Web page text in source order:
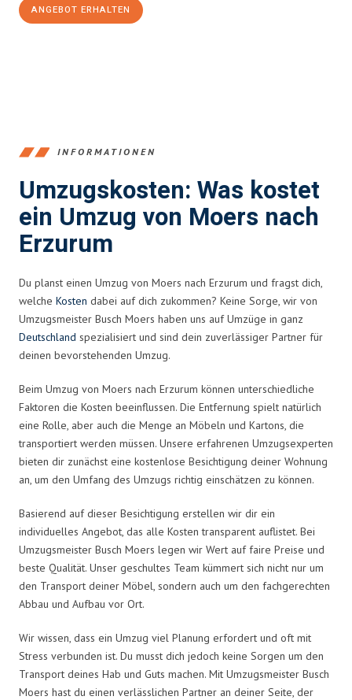
ANGEBOT ERHALTEN
INFORMATIONEN
Umzugskosten: Was kostet
ein Umzug von Moers nach
Erzurum
Du planst einen Umzug von Moers nach Erzurum und fragst dich,
welche Kosten dabei auf dich zukommen? Keine Sorge, wir von
Umzugsmeister Busch Moers haben uns auf Umzüge in ganz
Deutschland spezialisiert und sind dein zuverlässiger Partner für
deinen bevorstehenden Umzug.
Beim Umzug von Moers nach Erzurum können unterschiedliche
Faktoren die Kosten beeinflussen. Die Entfernung spielt natürlich
eine Rolle, aber auch die Menge an Möbeln und Kartons, die
transportiert werden müssen. Unsere erfahrenen Umzugsexperten
bieten dir zunächst eine kostenlose Besichtigung deiner Wohnung
an, um den Umfang des Umzugs richtig einschätzen zu können.
Basierend auf dieser Besichtigung erstellen wir dir ein
individuelles Angebot, das alle Kosten transparent auflistet. Bei
Umzugsmeister Busch Moers legen wir Wert auf faire Preise und
beste Qualität. Unser geschultes Team kümmert sich nicht nur um
den Transport deiner Möbel, sondern auch um den fachgerechten
Abbau und Aufbau vor Ort.
Wir wissen, dass ein Umzug viel Planung erfordert und oft mit
Stress verbunden ist. Du musst dich jedoch keine Sorgen um den
Transport deines Hab und Guts machen. Mit Umzugsmeister Busch
Moers hast du einen verlässlichen Partner an deiner Seite, der